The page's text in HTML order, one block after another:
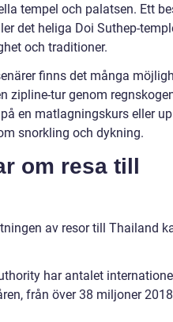
tempel och palatsen. Ett
det heliga Doi Suthep-
och traditioner.
finns det många
zipline-tur genom
en matlagningskurs eller
snorkling och dykning.
om resa till
av resor till Thailand
har antalet
från över 38 miljoner